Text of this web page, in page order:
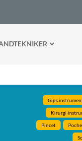
Gips
Kirurgi
Pincet